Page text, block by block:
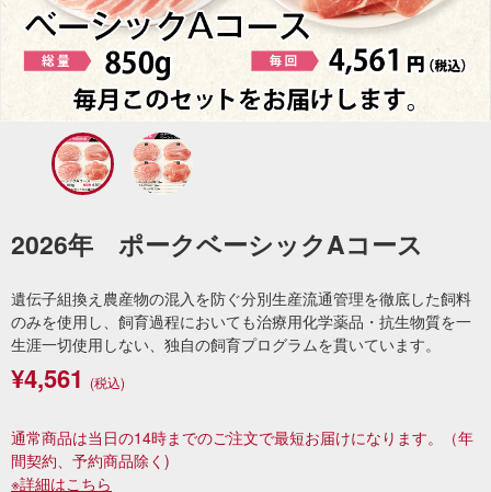
2026年 ポークベーシックAコース
遺伝子組換え農産物の混入を防ぐ分別生産流通管理を徹底した飼料
のみを使用し、飼育過程においても治療用化学薬品・抗生物質を一
生涯一切使用しない、独自の飼育プログラムを貫いています。
¥4,561 (税込)
通常商品は当日の14時までのご注文で最短お届けになります。
（年
間契約、予約商品除く)
※詳細はこちら